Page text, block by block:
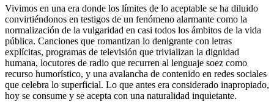
Vivimos en una era donde los límites de lo aceptable se ha diluido
convirtiéndonos en testigos de un fenómeno alarmante como la
normalización de la vulgaridad en casi todos los ámbitos de la vida
pública. Canciones que romantizan lo denigrante con letras
explícitas, programas de televisión que trivializan la dignidad
humana, locutores de radio que recurren al lenguaje soez como
recurso humorístico, y una avalancha de contenido en redes sociales
que celebra lo superficial. Lo que antes era considerado inapropiado,
hoy se consume y se acepta con una naturalidad inquietante.